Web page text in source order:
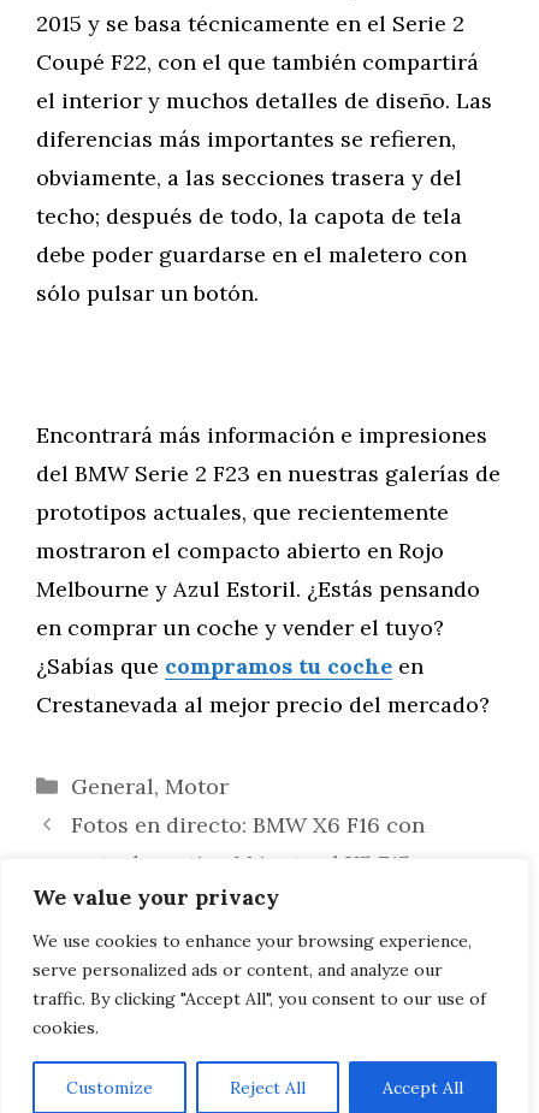
We value your privacy
We use cookies to enhance your browsing experience,
serve personalized ads or content, and analyze our
traffic. By clicking "Accept All", you consent to our use of
cookies.
Customize Reject All Accept All
2015 y se basa técnicamente en el Serie 2
Coupé F22, con el que también compartirá
el interior y muchos detalles de diseño. Las
diferencias más importantes se refieren,
obviamente, a las secciones trasera y del
techo; después de todo, la capota de tela
debe poder guardarse en el maletero con
sólo pulsar un botón.
Encontrará más información e impresiones
del BMW Serie 2 F23 en nuestras galerías de
prototipos actuales, que recientemente
mostraron el compacto abierto en Rojo
Melbourne y Azul Estoril. ¿Estás pensando
en comprar un coche y vender el tuyo?
¿Sabías que compramos tu coche en
Crestanevada al mejor precio del mercado?
Categorías
General, Motor
Fotos en directo: BMW X6 F16 con
paquete deportivo M junto al X5 F15
Apple Watch: la app de BMW i para
controlar el i3 y el i8 desde su lanzamiento
al mercado
AVISO LEGAL, POLITICA DE PRIVACIDAD, COOKIES